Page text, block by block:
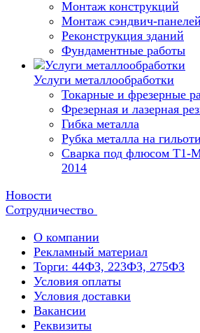
Монтаж конструкций
Монтаж сэндвич-панелей
Реконструкция зданий
Фундаментные работы
Услуги металлообработки
Токарные и фрезерные
Фрезерная и лазерная
Гибка металла
Рубка металла на
Сварка под флюсом
2014
Новости
Сотрудничество
О компании
Рекламный материал
Торги: 44ФЗ, 223ФЗ, 275ФЗ
Условия оплаты
Условия доставки
Вакансии
Реквизиты